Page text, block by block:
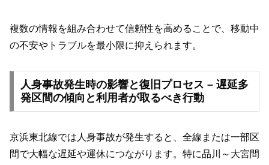
複数の情報を組み合わせて信頼性を高めることで、移動中
の不安やトラブルを最小限に抑えられます。
人身事故発生時の影響と復旧プロセス – 遅延多
発区間の傾向と利用者が取るべき行動
京浜東北線では人身事故が発生すると、全線または一部区
間で大幅な遅延や運休につながります。特に品川～大宮間